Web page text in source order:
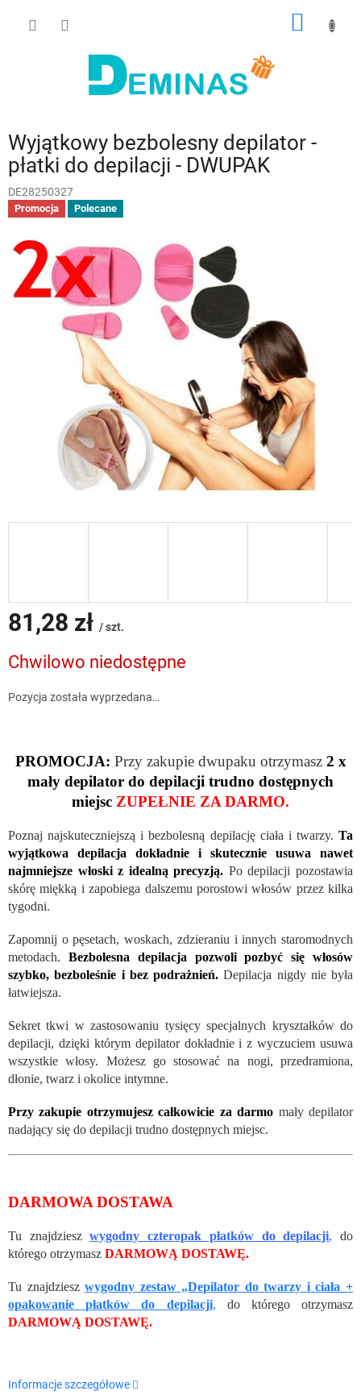
Wyjątkowy bezbolesny depilator -
płatki do depilacji - DWUPAK
DE28250327
Promocja Polecane
81,28 zł / szt.
jednostkowa:
Chwilowo niedostępne
Pozycja została wyprzedana…
PROMOCJA: Przy zakupie dwupaku otrzymasz 2 x
mały depilator do depilacji trudno dostępnych
miejsc ZUPEŁNIE ZA DARMO.
Poznaj najskuteczniejszą i bezbolesną depilację ciała i twarzy. Ta
wyjątkowa depilacja dokładnie i skutecznie usuwa nawet
najmniejsze włoski z idealną precyzją. Po depilacji pozostawia
skórę miękką i zapobiega dalszemu porostowi włosów przez kilka
tygodni.
Zapomnij o pęsetach, woskach, zdzieraniu i innych staromodnych
metodach. Bezbolesna depilacja pozwoli pozbyć się włosów
szybko, bezboleśnie i bez podrażnień. Depilacja nigdy nie była
łatwiejsza.
Sekret tkwi w zastosowaniu tysięcy specjalnych kryształków do
depilacji, dzięki którym depilator dokładnie i z wyczuciem usuwa
wszystkie włosy. Możesz go stosować na nogi, przedramiona,
dłonie, twarz i okolice intymne.
Przy zakupie otrzymujesz całkowicie za darmo mały depilator
nadający się do depilacji trudno dostępnych miejsc.
DARMOWA DOSTAWA
Tu znajdzieszwygodny czteropak płatków do depilacji, do
którego otrzymasz DARMOWĄ DOSTAWĘ.
Tu znajdzieszwygodny zestaw „Depilator do twarzy i ciała +
opakowanie płatków do depilacji, do którego otrzymasz
DARMOWĄ DOSTAWĘ.
Informacje szczegółowe